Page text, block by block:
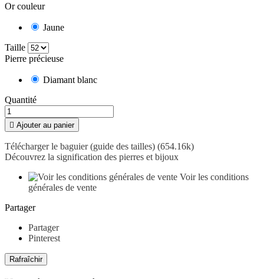
Or couleur
Jaune
Taille
Pierre précieuse
Diamant blanc
Quantité
 Ajouter au panier
Télécharger le baguier (guide des tailles) (654.16k)
Découvrez la signification des pierres et bijoux
Voir les conditions
générales de vente
Partager
Partager
Pinterest